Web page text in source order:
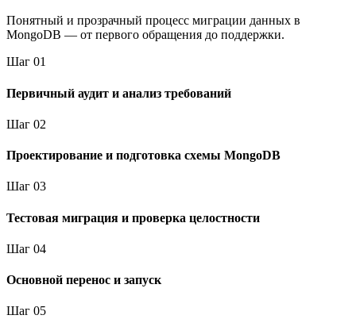
Понятный и прозрачный процесс миграции данных в
MongoDB — от первого обращения до поддержки.
Шаг 01
Первичный аудит и анализ требований
Шаг 02
Проектирование и подготовка схемы MongoDB
Шаг 03
Тестовая миграция и проверка целостности
Шаг 04
Основной перенос и запуск
Шаг 05